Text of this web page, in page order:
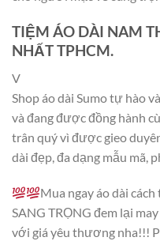
TIỆM ÁO DÀI NAM
NHẤT TPHCM.
V
Shop áo dài Sumo tự hào
và đang được đồng hành
trân quý vì được gieo
dài đẹp, đa dạng mẫu mã,
Mua ngay áo dài
SANG TRỌNG đem lại
với giá yêu thương nha!!!